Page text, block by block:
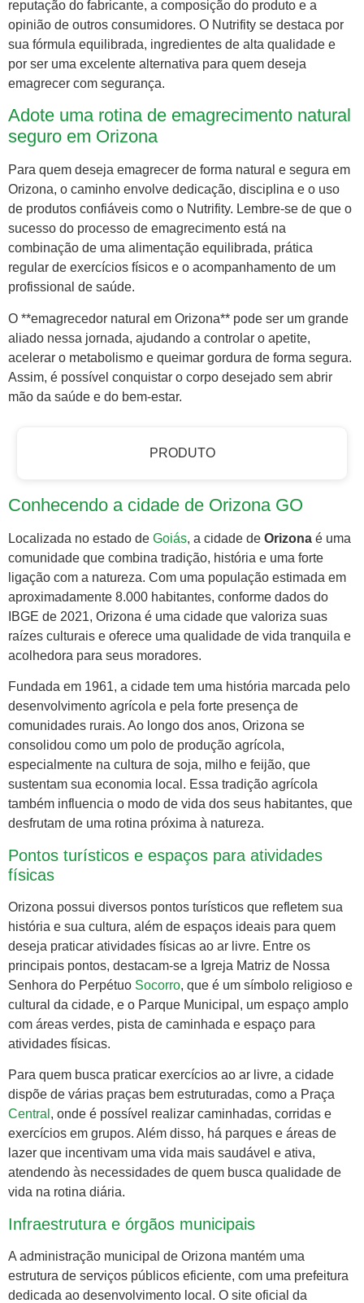
reputação do fabricante, a composição do produto e a
opinião de outros consumidores. O Nutrifity se destaca por
sua fórmula equilibrada, ingredientes de alta qualidade e
por ser uma excelente alternativa para quem deseja
emagrecer com segurança.
Adote uma rotina de emagrecimento natural
seguro em Orizona
Para quem deseja emagrecer de forma natural e segura em
Orizona, o caminho envolve dedicação, disciplina e o uso
de produtos confiáveis como o Nutrifity. Lembre-se de que o
sucesso do processo de emagrecimento está na
combinação de uma alimentação equilibrada, prática
regular de exercícios físicos e o acompanhamento de um
profissional de saúde.
O **emagrecedor natural em Orizona** pode ser um grande
aliado nessa jornada, ajudando a controlar o apetite,
acelerar o metabolismo e queimar gordura de forma segura.
Assim, é possível conquistar o corpo desejado sem abrir
mão da saúde e do bem-estar.
PRODUTO
Conhecendo a cidade de Orizona GO
Localizada no estado de Goiás, a cidade de Orizona é uma
comunidade que combina tradição, história e uma forte
ligação com a natureza. Com uma população estimada em
aproximadamente 8.000 habitantes, conforme dados do
IBGE de 2021, Orizona é uma cidade que valoriza suas
raízes culturais e oferece uma qualidade de vida tranquila e
acolhedora para seus moradores.
Fundada em 1961, a cidade tem uma história marcada pelo
desenvolvimento agrícola e pela forte presença de
comunidades rurais. Ao longo dos anos, Orizona se
consolidou como um polo de produção agrícola,
especialmente na cultura de soja, milho e feijão, que
sustentam sua economia local. Essa tradição agrícola
também influencia o modo de vida dos seus habitantes, que
desfrutam de uma rotina próxima à natureza.
Pontos turísticos e espaços para atividades
físicas
Orizona possui diversos pontos turísticos que refletem sua
história e sua cultura, além de espaços ideais para quem
deseja praticar atividades físicas ao ar livre. Entre os
principais pontos, destacam-se a Igreja Matriz de Nossa
Senhora do Perpétuo Socorro, que é um símbolo religioso e
cultural da cidade, e o Parque Municipal, um espaço amplo
com áreas verdes, pista de caminhada e espaço para
atividades físicas.
Para quem busca praticar exercícios ao ar livre, a cidade
dispõe de várias praças bem estruturadas, como a Praça
Central , onde é possível realizar caminhadas, corridas e
exercícios em grupos. Além disso, há parques e áreas de
lazer que incentivam uma vida mais saudável e ativa,
atendendo às necessidades de quem busca qualidade de
vida na rotina diária.
Infraestrutura e órgãos municipais
A administração municipal de Orizona mantém uma
estrutura de serviços públicos eficiente, com uma prefeitura
dedicada ao desenvolvimento local. O site oficial da